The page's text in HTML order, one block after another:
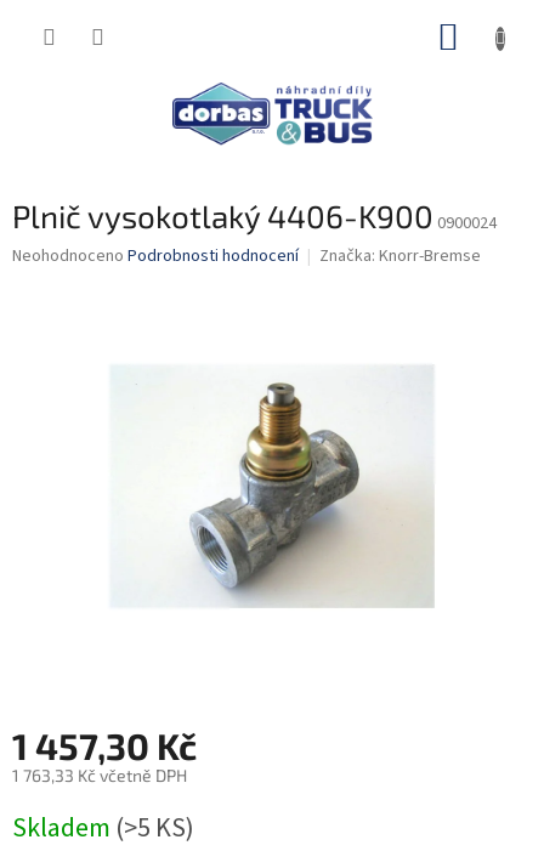
Plnič vysokotlaký 4406-K900 0900024
Průměrné
Neohodnoceno Podrobnosti hodnocení Značka: Knorr-Bremse
1 457,30 Kč
1 763,33 Kč včetně DPH
cena:
Skladem (>5 KS)